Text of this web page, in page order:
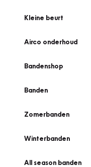
Kleine beurt
Airco onderhoud
Bandenshop
Banden
Zomerbanden
Winterbanden
All season banden